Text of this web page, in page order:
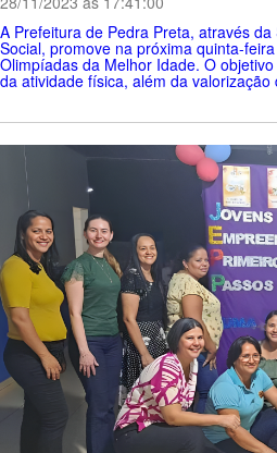
A Prefeitura de Pedra Preta, através
Social, promove na próxima quinta-
Olimpíadas da Melhor Idade. O
da atividade física, além da valorização